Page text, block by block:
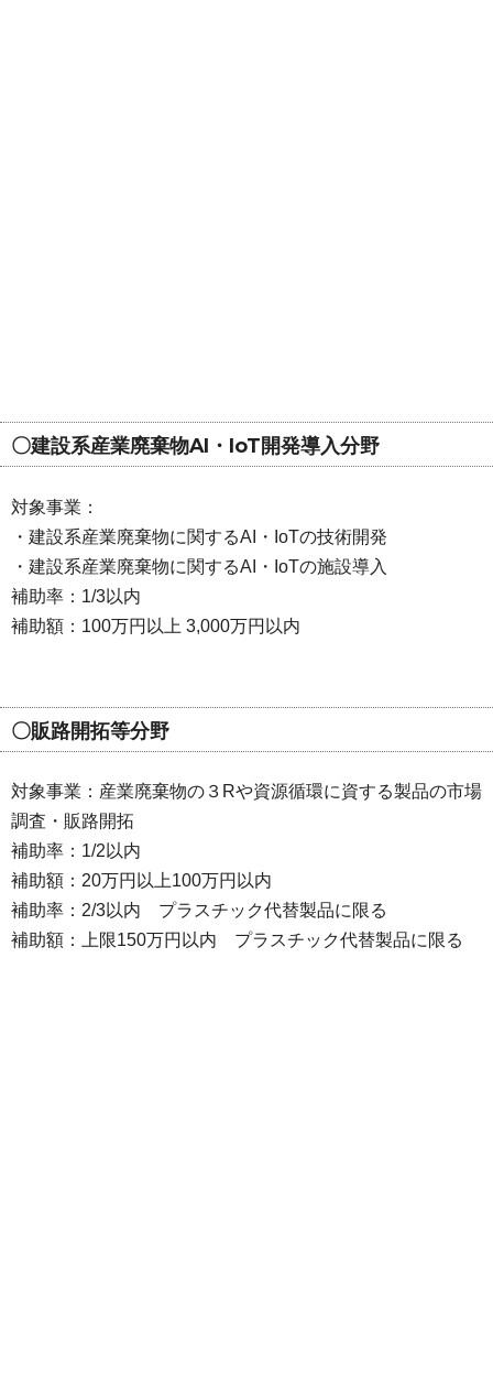
〇建設系産業廃棄物AI・IoT開発導入分野
対象事業：
・建設系産業廃棄物に関するAI・IoTの技術開発
・建設系産業廃棄物に関するAI・IoTの施設導入
補助率：1/3以内
補助額：100万円以上 3,000万円以内
〇販路開拓等分野
対象事業：産業廃棄物の３Rや資源循環に資する製品の市場
調査・販路開拓
補助率：1/2以内
補助額：20万円以上100万円以内
補助率：2/3以内 プラスチック代替製品に限る
補助額：上限150万円以内 プラスチック代替製品に限る